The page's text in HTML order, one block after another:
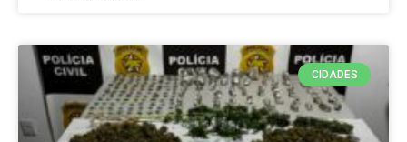
CIDADES